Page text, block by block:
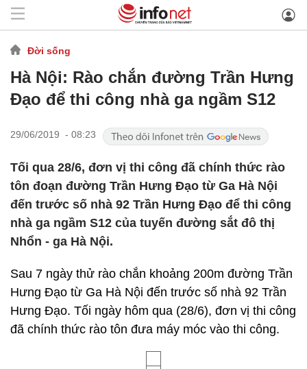
Đời sống
Hà Nội: Rào chắn đường Trần Hưng
Đạo để thi công nhà ga ngầm S12
29/06/2019 - 08:23
Tối qua 28/6, đơn vị thi công đã chính thức rào
tôn đoạn đường Trần Hưng Đạo từ Ga Hà Nội
đến trước số nhà 92 Trần Hưng Đạo để thi công
nhà ga ngầm S12 của tuyến đường sắt đô thị
Nhổn - ga Hà Nội.
Sau 7 ngày thử rào chắn khoảng 200m đường Trần
Hưng Đạo từ Ga Hà Nội đến trước số nhà 92 Trần
Hưng Đạo. Tối ngày hôm qua (28/6), đơn vị thi công
đã chính thức rào tôn đưa máy móc vào thi công.